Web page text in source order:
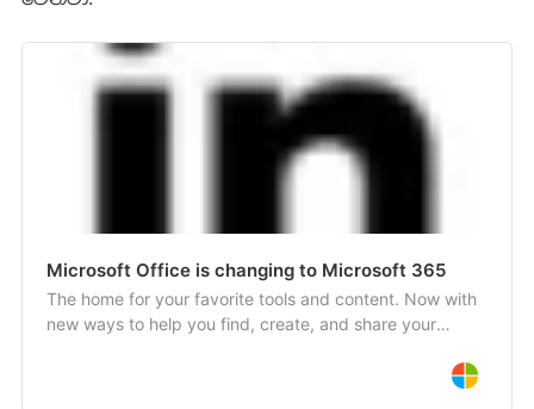
Microsoft Office is changing to Microsoft 365
The home for your favorite tools and content. Now with
new ways to help you find, create, and share your